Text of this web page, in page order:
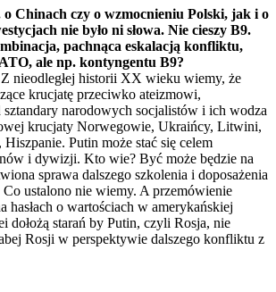
Chinach czy o wzmocnieniu Polski, jak i o
nie było ni słowa. Nie cieszy B9.
pachnąca eskalacją konfliktu,
ale np. kontyngentu B9?
nieodległej historii XX wieku wiemy, że
krucjatę przeciwko ateizmowi,
narodowych socjalistów i ich wodza
krucjaty Norwegowie, Ukraińcy, Litwini,
Putin może stać się celem
i dywizji. Kto wie? Być może będzie na
sprawa dalszego szkolenia i doposażenia
ustalono nie wiemy. A przemówienie
hasłach o wartościach w amerykańskiej
dołożą starań by Putin, czyli Rosja, nie
Rosji w perspektywie dalszego konfliktu z